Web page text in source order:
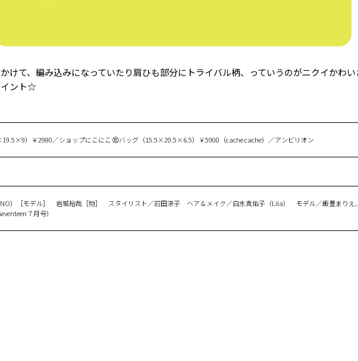
けて、編み込みになっていたり肩ひも部分にトライバル柄、っていうのがニクイかわ
イント☆
）￥2980／ショップにこにこ ㊨バッグ（15.5×20.5×6.5）￥5900（cache cache）／アンビリオン
）［モデル］ 岩城裕哉［物］ スタイリスト／前田涼子 ヘア＆メイク／白水真佑子（Lila） モデル／飯豊まりえ
７月号）